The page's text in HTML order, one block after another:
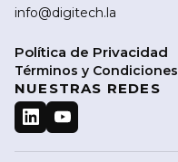
info@digitech.la
Política de Privacidad
Términos y Condiciones
NUESTRAS REDES